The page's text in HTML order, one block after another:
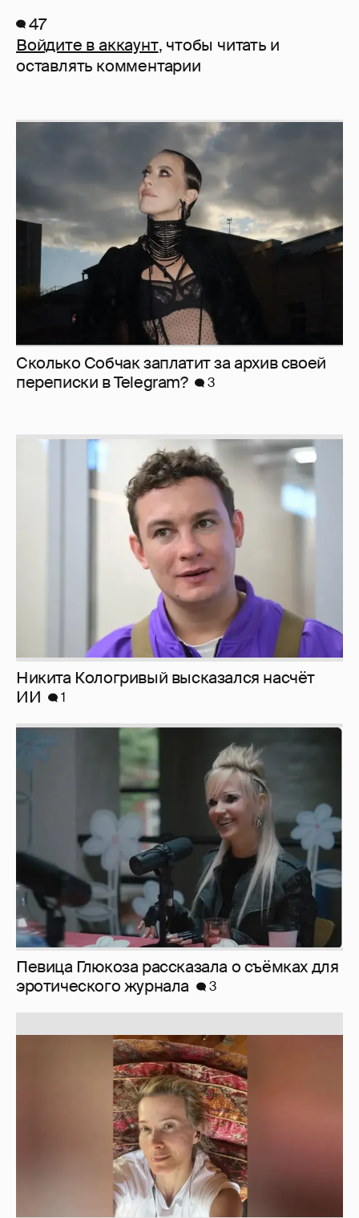
47
Войдите в аккаунт, чтобы читать и
оставлять комментарии
Сколько Собчак заплатит за архив своей
перeписки в Telegram?
3
Никита Кологривый высказался насчёт
ИИ
1
Певица Глюкоза рассказала о съёмках для
эротического журнала
3